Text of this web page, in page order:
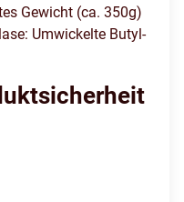
Gewicht (ca. 350g)
Umwickelte Butyl-